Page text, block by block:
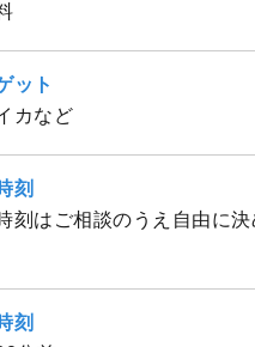
ット
カなど
刻
刻はご相談のうえ自由に
刻